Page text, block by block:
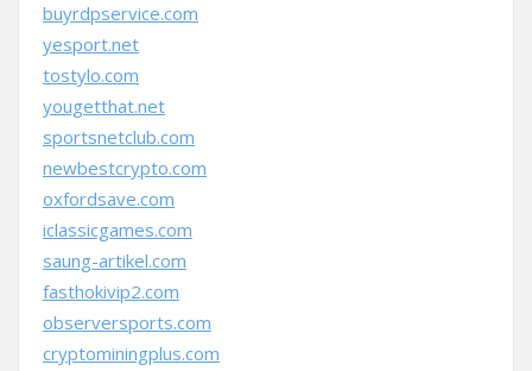
buyrdpservice.com
yesport.net
tostylo.com
yougetthat.net
sportsnetclub.com
newbestcrypto.com
oxfordsave.com
iclassicgames.com
saung-artikel.com
fasthokivip2.com
observersports.com
cryptominingplus.com